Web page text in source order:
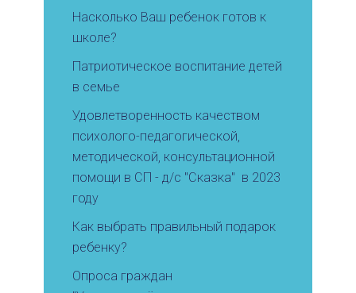
Насколько Ваш ребенок готов к
школе?
Патриотическое воспитание детей
в семье
Удовлетворенность качеством
психолого-педагогической,
методической, консультационной
помощи в СП - д/с "Сказка" в 2023
году
Как выбрать правильный подарок
ребенку?
Опроса граждан